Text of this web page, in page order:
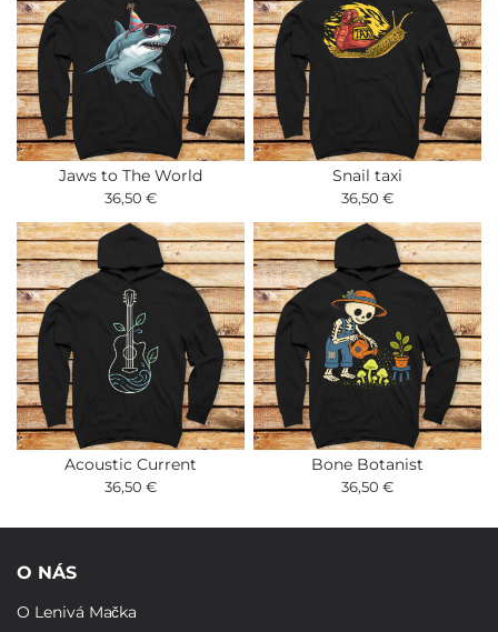
Jaws to The World
36,50 €
Snail taxi
36,50 €
Acoustic Current
36,50 €
Bone Botanist
36,50 €
O NÁS
O Lenivá Mačka